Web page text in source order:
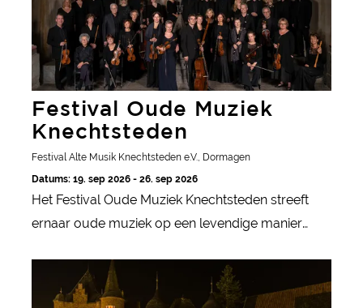
Festival Oude Muziek
Knechtsteden
Festival Alte Musik Knechtsteden e.V., Dormagen
Datums: 19. sep 2026 - 26. sep 2026
Het Festival Oude Muziek Knechtsteden streeft
ernaar oude muziek op een levendige manier
op bijzondere locaties.
Kerst in kasteel Satzvey